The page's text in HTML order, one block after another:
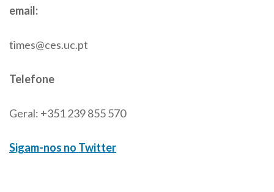
email:
times@ces.uc.pt
Telefone
Geral: +351 239 855 570
Sigam-nos no Twitter